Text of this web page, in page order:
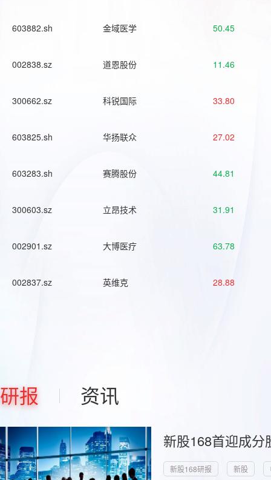
603882.sh 金域医学 50.45
002838.sz 道恩股份 11.46
300662.sz 科锐国际 33.80
603825.sh 华扬联众 27.02
603283.sh 赛腾股份 44.81
300603.sz 立昂技术 31.91
002901.sz 大博医疗 63.78
002837.sz 英维克 28.88
研报 资讯
新股168首迎成
新股168研报 新股